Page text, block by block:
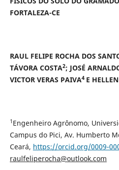
FORTALEZA-CE
RAUL FELIPE ROCHA DOS
TÁVORA COSTA2; JOSÉ
VICTOR VERAS PAIVA4 E
1 Engenheiro Agrônomo,
Campus do Pici, Av. Humberto
Ceará, https://orcid.org/0009-
raulfeliperocha@outlook.com